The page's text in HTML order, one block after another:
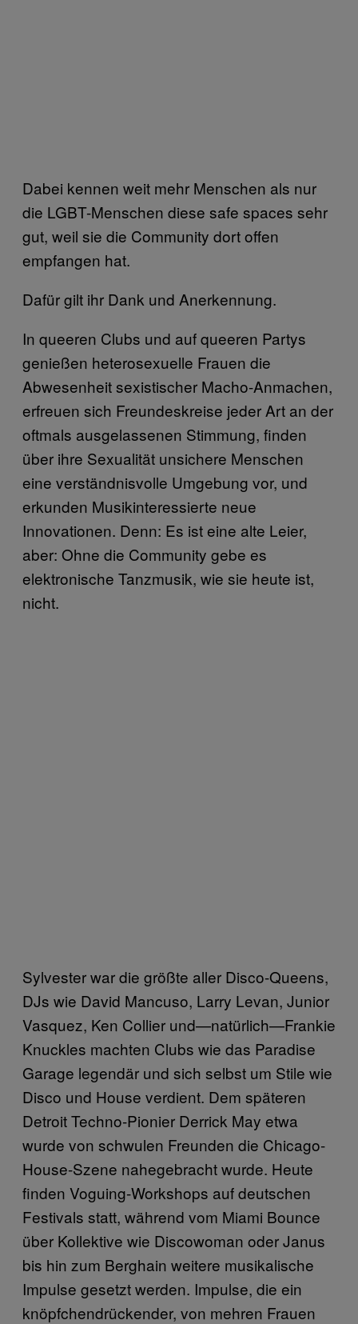
Dabei kennen weit mehr Menschen als nur
die LGBT-Menschen diese safe spaces sehr
gut, weil sie die Community dort offen
empfangen hat.
Dafür gilt ihr Dank und Anerkennung.
In queeren Clubs und auf queeren Partys
genießen heterosexuelle Frauen die
Abwesenheit sexistischer Macho-Anmachen,
erfreuen sich Freundeskreise jeder Art an der
oftmals ausgelassenen Stimmung, finden
über ihre Sexualität unsichere Menschen
eine verständnisvolle Umgebung vor, und
erkunden Musikinteressierte neue
Innovationen. Denn: Es ist eine alte Leier,
aber: Ohne die Community gebe es
elektronische Tanzmusik, wie sie heute ist,
nicht.
Sylvester war die größte aller Disco-Queens,
DJs wie David Mancuso, Larry Levan, Junior
Vasquez, Ken Collier und—natürlich—Frankie
Knuckles machten Clubs wie das Paradise
Garage legendär und sich selbst um Stile wie
Disco und House verdient. Dem späteren
Detroit Techno-Pionier Derrick May etwa
wurde von schwulen Freunden die Chicago-
House-Szene nahegebracht wurde. Heute
finden Voguing-Workshops auf deutschen
Festivals statt, während vom Miami Bounce
über Kollektive wie Discowoman oder Janus
bis hin zum Berghain weitere musikalische
Impulse gesetzt werden. Impulse, die ein
knöpfchendrückender, von mehren Frauen